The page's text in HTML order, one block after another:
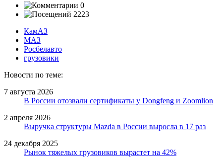
0
2223
КамАЗ
МАЗ
Росбелавто
грузовики
Новости по теме:
7 августа 2026
В России отозвали сертификаты у Dongfeng и Zoomlion
2 апреля 2026
Выручка структуры Mazda в России выросла в 17 раз
24 декабря 2025
Рынок тяжелых грузовиков вырастет на 42%